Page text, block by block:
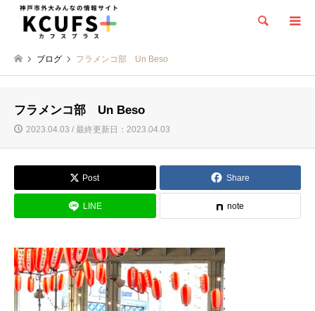
検索
ブログ フラメンコ部 Un Beso
フラメンコ部 Un Beso
2023.04.03 / 最終更新日：2023.04.03
Post Share
LINE note